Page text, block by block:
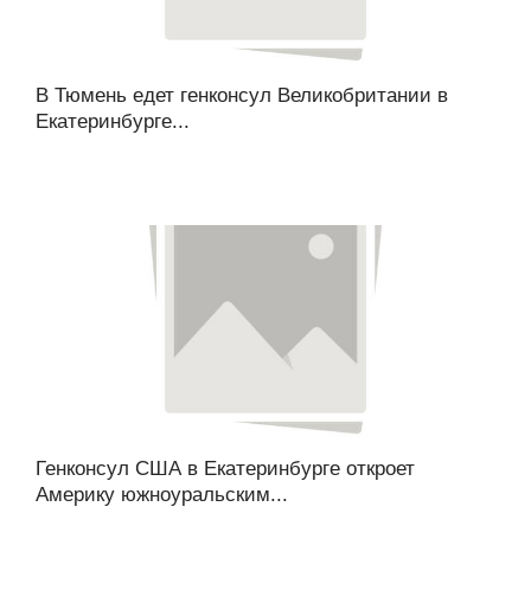
В Тюмень едет генконсул Великобритании в
Екатеринбурге...
Генконсул США в Екатеринбурге откроет
Америку южноуральским...